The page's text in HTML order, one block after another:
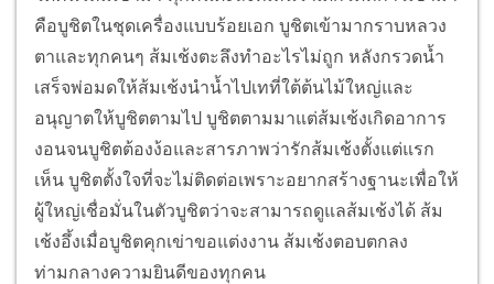
คือบูชิตในชุดเครื่องแบบร้อยเอก บูชิตเข้ามากราบหลวง
ตาและทุกคนๆ ส้มเช้งตะลึงทำอะไรไม่ถูก หลังกรวดน้ำ
เสร็จพ่อมดให้ส้มเช้งนำน้ำไปเทที่ใต้ต้นไม้ใหญ่และ
อนุญาตให้บูชิตตามไป บูชิตตามมาแต่ส้มเช้งเกิดอาการ
งอนจนบูชิตต้องง้อและสารภาพว่ารักส้มเช้งตั้งแต่แรก
เห็น บูชิตตั้งใจที่จะไม่ติดต่อเพราะอยากสร้างฐานะเพื่อให้
ผู้ใหญ่เชื่อมั่นในตัวบูชิตว่าจะสามารถดูแลส้มเช้งได้ ส้ม
เช้งอึ้งเมื่อบูชิตคุกเข่าขอแต่งงาน ส้มเช้งตอบตกลง
ท่ามกลางความยินดีของทุกคน